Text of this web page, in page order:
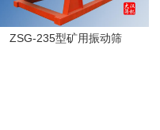
ZSG-235型矿用振动筛